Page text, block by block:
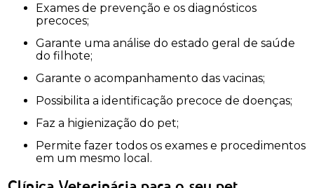
Exames de prevenção e os diagnósticos
precoces;
Garante uma análise do estado geral de saúde
do filhote;
Garante o acompanhamento das vacinas;
Possibilita a identificação precoce de doenças;
Faz a higienização do pet;
Permite fazer todos os exames e procedimentos
em um mesmo local.